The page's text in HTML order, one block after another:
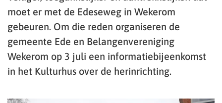
moet er met de Edeseweg in Wekerom
gebeuren. Om die reden organiseren de
gemeente Ede en Belangenvereniging
Wekerom op 3 juli een informatiebijeenkomst
in het Kulturhus over de herinrichting.